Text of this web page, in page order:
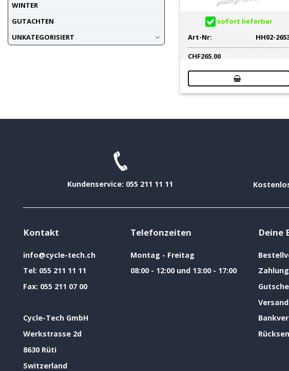
WINTER
GUTACHTEN
UNKATEGORISIERT
sofort lieferbar
Art-Nr:
HH02-
CHF265.00
Kundenservice: 055 211 11 11
Kontakt
info@cycle-tech.ch
Tel: 055 211 11 11
Fax: 055 211 07 00
Cycle-Tech GmbH
Werkstrasse 2d
8630 Rüti
Switzerland
Telefonzeiten
Montag - Freitag
08:00 - 12:00 und 13:00 - 17:00
Deine